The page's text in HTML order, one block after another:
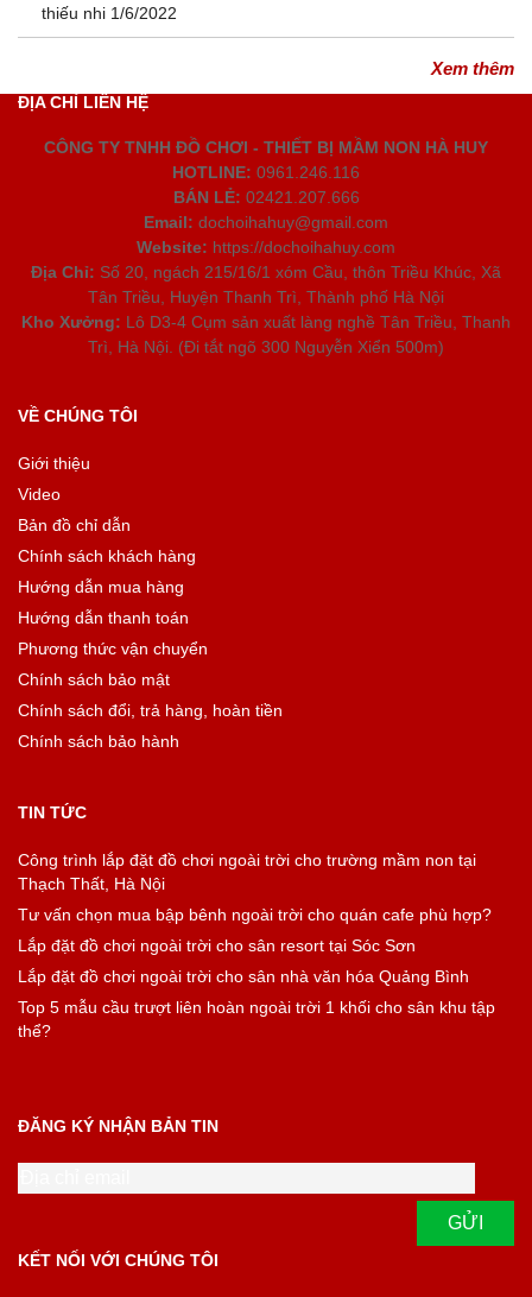
thiếu nhi 1/6/2022
Xem thêm
ĐỊA CHỈ LIÊN HỆ
CÔNG TY TNHH ĐỒ CHƠI - THIẾT BỊ MẦM NON HÀ HUY
HOTLINE: 0961.246.116
BÁN LẺ: 02421.207.666
Email: dochoihahuy@gmail.com
Website: https://dochoihahuy.com
Địa Chỉ: Số 20, ngách 215/16/1 xóm Cầu, thôn Triều Khúc, Xã
Tân Triều, Huyện Thanh Trì, Thành phố Hà Nội
Kho Xưởng: Lô D3-4 Cụm sản xuất làng nghề Tân Triều, Thanh
Trì, Hà Nội. (Đi tắt ngõ 300 Nguyễn Xiển 500m)
VỀ CHÚNG TÔI
Giới thiệu
Video
Bản đồ chỉ dẫn
Chính sách khách hàng
Hướng dẫn mua hàng
Hướng dẫn thanh toán
Phương thức vận chuyển
Chính sách bảo mật
Chính sách đổi, trả hàng, hoàn tiền
Chính sách bảo hành
TIN TỨC
Công trình lắp đặt đồ chơi ngoài trời cho trường mầm non tại
Thạch Thất, Hà Nội
Tư vấn chọn mua bập bênh ngoài trời cho quán cafe phù hợp?
Lắp đặt đồ chơi ngoài trời cho sân resort tại Sóc Sơn
Lắp đặt đồ chơi ngoài trời cho sân nhà văn hóa Quảng Bình
Top 5 mẫu cầu trượt liên hoàn ngoài trời 1 khối cho sân khu tập
thể?
ĐĂNG KÝ NHẬN BẢN TIN
KẾT NỐI VỚI CHÚNG TÔI